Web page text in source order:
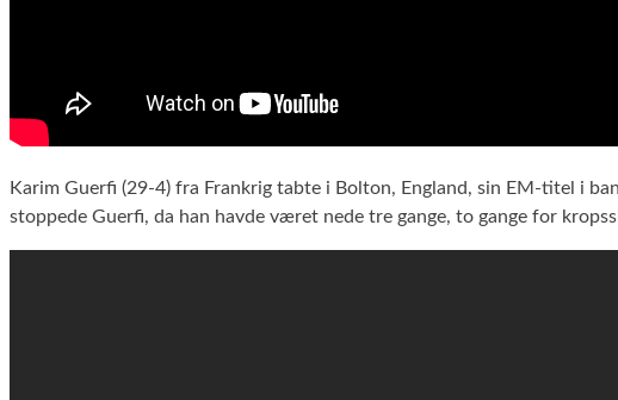
Karim Guerfi (29-4) fra Frankrig tabte i Bolton, England, sin EM-titel i
stoppede Guerfi, da han havde været nede tre gange, to gange for